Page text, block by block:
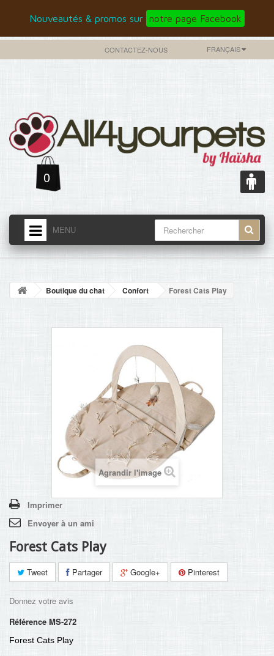
Nouveautés & promos sur notre page Facebook
FRANÇAIS
CONTACTEZ-NOUS
0
MENU
ACCUEIL
NOUVELLES
CONTACT
Boutique du chat Confort Forest Cats Play
Agrandir l'image
Imprimer
Envoyer à un ami
Forest Cats Play
Tweet Partager Google+ Pinterest
Donnez votre avis
Référence MS-272
Forest Cats Play